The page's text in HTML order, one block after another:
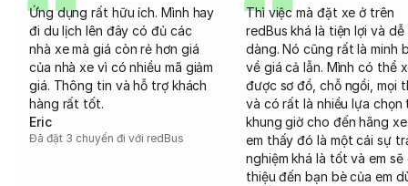
Ứng dụng rất hữu ích. Mình hay
đi du lịch lên đây có đủ các
nhà xe mà giá còn rẻ hơn giá
của nhà xe vì có nhiều mã giảm
giá. Thông tin và hỗ trợ khách
hàng rất tốt.
Eric
Đã đặt 3 chuyến đi với redBus
Thì việc mà đặt xe ở trên
redBus khá là tiện lợi và dễ
dàng. Nó cũng rất là minh
về giá cả lẫn. Mình có thể
được sơ đồ, chỗ ngồi, mọi
và có rất là nhiều lựa chọn
khung giờ cho đến hãng
em thấy đó là một cái sự
nghiệm khá là tốt và em sẽ
thiệu đến bạn bè của em